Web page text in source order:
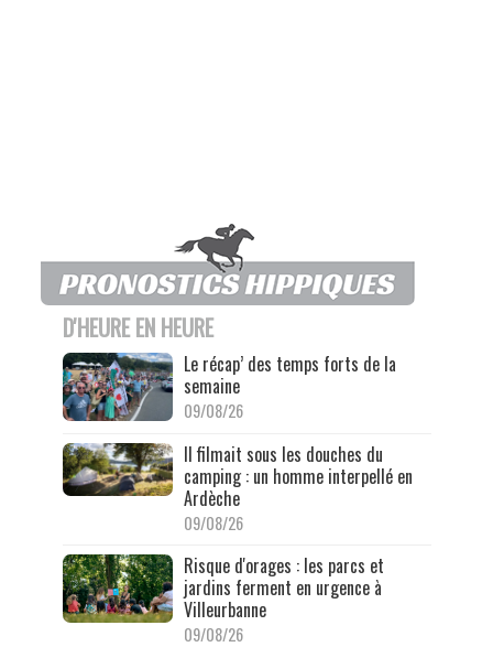
D'HEURE EN HEURE
Le récap’ des temps forts de la
semaine
09/08/26
Il filmait sous les douches du
camping : un homme interpellé en
Ardèche
09/08/26
Risque d'orages : les parcs et
jardins ferment en urgence à
Villeurbanne
09/08/26